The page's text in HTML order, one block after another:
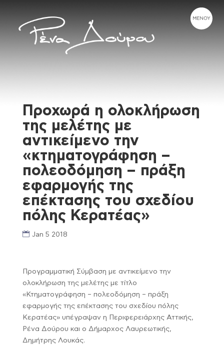
Προχωρά η ολοκλήρωση
της μελέτης με
αντικείμενο την
«κτηματογράφηση –
πολεοδόμηση – πράξη
εφαρμογής της
επέκτασης του σχεδίου
πόλης Κερατέας»
Jan 5 2018
Προγραμματική Σύμβαση με αντικείμενο την
ολοκλήρωση της μελέτης με τίτλο
«Κτηματογράφηση – πολεοδόμηση – πράξη
εφαρμογής της επέκτασης του σχεδίου πόλης
Κερατέας» υπέγραψαν η Περιφερειάρχης Αττικής,
Ρένα Δούρου και ο Δήμαρχος Λαυρεωτικής,
Δημήτρης Λουκάς.